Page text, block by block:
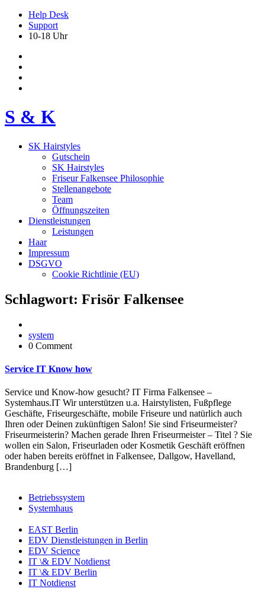
Help Desk
Support
10-18 Uhr
S & K
SK Hairstyles
Gutschein
SK Hairstyles
Friseur Falkensee Philosophie
Stellenangebote
Team
Öffnungszeiten
Dienstleistungen
Leistungen
Haar
Impressum
DSGVO
Cookie Richtlinie (EU)
Schlagwort: Frisör Falkensee
system
0 Comment
Service IT Know how
Service und Know-how gesucht? IT Firma Falkensee –
Systemhaus.IT Wir unterstützen u.a. Hairstylisten, Fußpflege
Geschäfte, Friseurgeschäfte, mobile Friseure und natürlich auch
Ihren oder Deinen zukünftigen Salon! Sie sind Friseurmeister?
Friseurmeisterin? Machen gerade Ihren Friseurmeister – Titel ? Sie
wollen ein Salon, Friseurladen oder Kosmetik Geschäft eröffnen
oder haben bereits eröffnet in Falkensee, Dallgow, Havelland,
Brandenburg […]
Betriebssystem
Systemhaus
EAST Berlin
EDV Dienstleistungen in Berlin
EDV Science
IT \& EDV Notdienst
IT \& EDV Berlin
IT Notdienst